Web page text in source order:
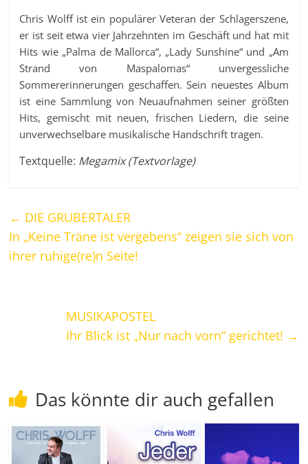
Chris Wolff ist ein populärer Veteran der Schlagerszene,
er ist seit etwa vier Jahrzehnten im Geschäft und hat mit
Hits wie „Palma de Mallorca“, „Lady Sunshine“ und „Am
Strand von Maspalomas“ unvergessliche
Sommererinnerungen geschaffen. Sein neuestes Album
ist eine Sammlung von Neuaufnahmen seiner größten
Hits, gemischt mit neuen, frischen Liedern, die seine
unverwechselbare musikalische Handschrift tragen.
Textquelle: Megamix (Textvorlage)
← DIE GRUBERTALER
In „Keine Träne ist vergebens“ zeigen sie sich von
ihrer ruhige(re)n Seite!
MUSIKAPOSTEL
Ihr Blick ist „Nur nach vorn“ gerichtet! →
Das könnte dir auch gefallen